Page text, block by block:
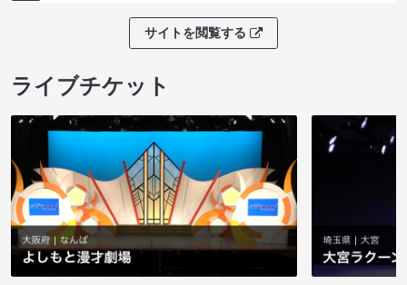
サイトを閲覧する
ライブチケット